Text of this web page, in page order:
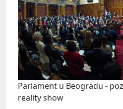
Parlament u Beogradu -
reality show